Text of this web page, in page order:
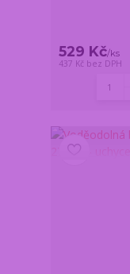
529 Kč/ks
437 Kč bez DPH